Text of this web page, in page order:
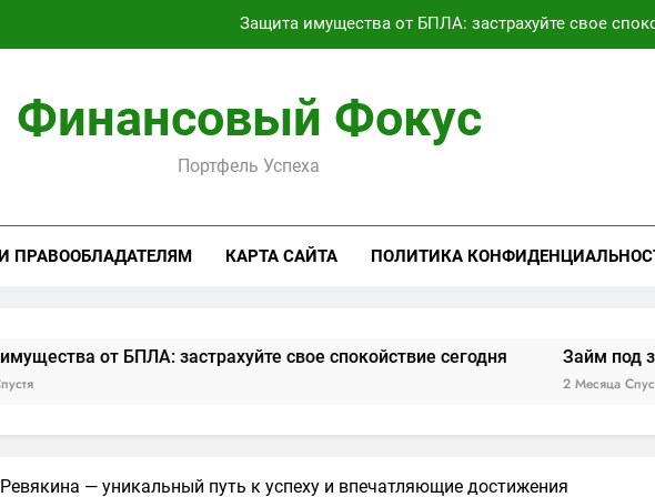
Защита имущества от БПЛА: застрахуйте свое
Текущее состояние транспортного сообщения между российским и турецким
Аренда Linux RDP сервера: полный обзор
Займ под залог: виды обеспечения, требования и
Финансовый Фокус
Портфель Успеха
ПРАВООБЛАДАТЕЛЯМ КАРТА САЙТА ПОЛИТИКА
БПЛА: застрахуйте свое спокойствие сегодня Займ под залог:
2 Месяца Спустя
— уникальный путь к успеху и впечатляющие достижения